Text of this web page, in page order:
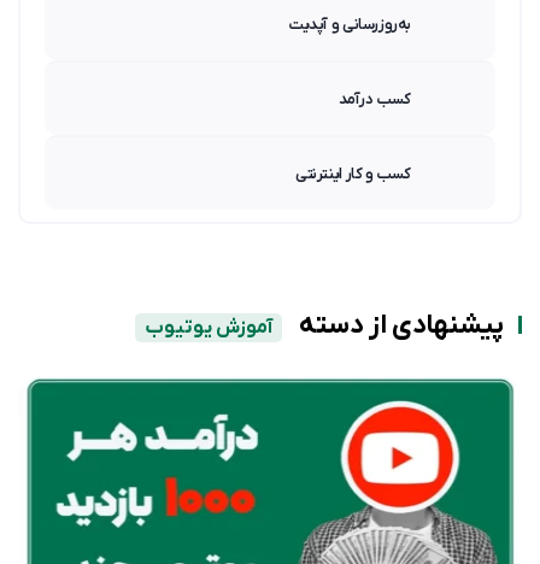
به‌روزرسانی و آپدیت
کسب درآمد
کسب و کار اینترنتی
پیشنهادی از دسته آموزش یوتیوب